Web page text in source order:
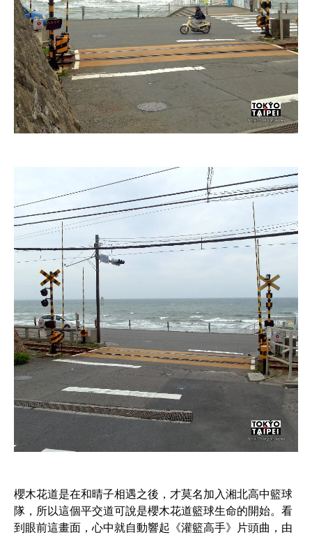
櫻木花道是在和晴子相遇之後，才莫名加入湘北高中籃球
隊，所以這個平交道可說是櫻木花道籃球生命的開始。看
到眼前這畫面，心中就自動響起《灌籃高手》片頭曲，由